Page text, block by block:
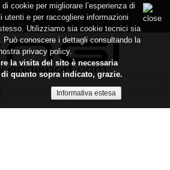
cookie per migliorare l’esperienza di
utenti e per raccogliere informazioni
Utilizziamo sia cookie tecnici sia
Può conoscere i dettagli consultando la
privacy policy.
la visita del sito è necessaria
di quanto sopra indicato, grazie.
Informativa estesa